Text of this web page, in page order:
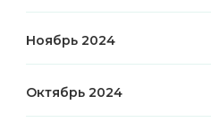
Ноябрь 2024
Октябрь 2024